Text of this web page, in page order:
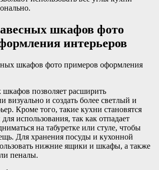
шкафов фото
интерьеров
шкафов позволяет расширить
визуально и создать более светлый и
Кроме того, такие кухни становятся
использования, так как отпадает
на табуретке или стуле, чтобы
Для хранения посуды и кухонной
нижние ящики и шкафы, а также
пеналы.